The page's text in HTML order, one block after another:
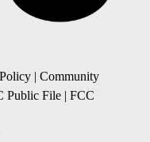
| Community
Public File | FCC